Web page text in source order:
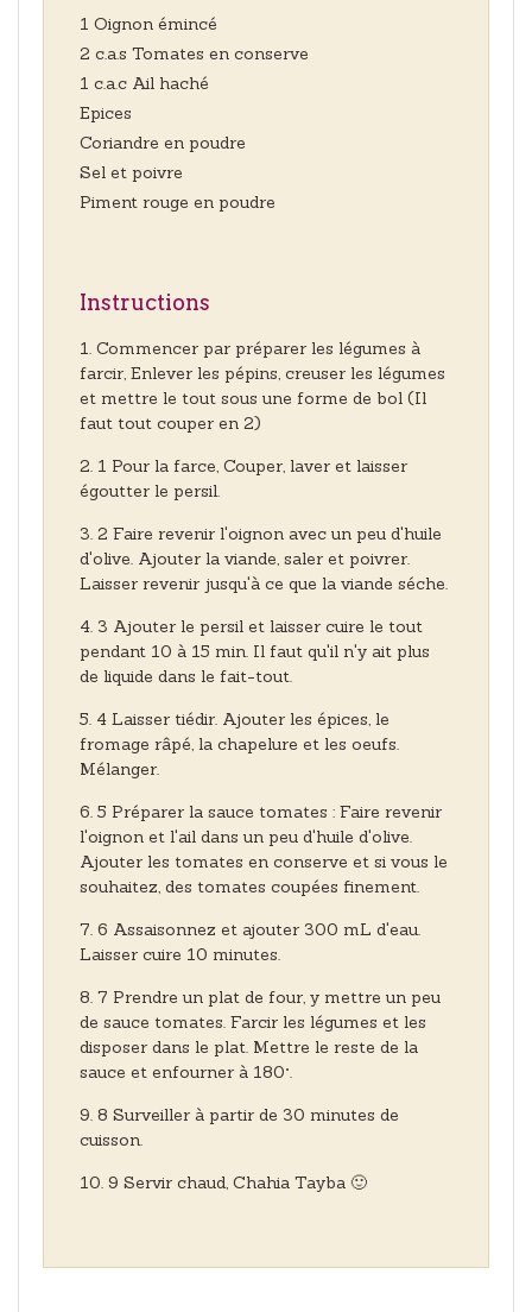
1 Oignon émincé
2 c.a.s Tomates en conserve
1 c.a.c Ail haché
Epices
Coriandre en poudre
Sel et poivre
Piment rouge en poudre
Instructions
Commencer par préparer les légumes à
farcir, Enlever les pépins, creuser les légumes
et mettre le tout sous une forme de bol (Il
faut tout couper en 2)
1 Pour la farce, Couper, laver et laisser
égoutter le persil.
2 Faire revenir l'oignon avec un peu d'huile
d'olive. Ajouter la viande, saler et poivrer.
Laisser revenir jusqu'à ce que la viande séche.
3 Ajouter le persil et laisser cuire le tout
pendant 10 à 15 min. Il faut qu'il n'y ait plus
de liquide dans le fait-tout.
4 Laisser tiédir. Ajouter les épices, le
fromage râpé, la chapelure et les oeufs.
Mélanger.
5 Préparer la sauce tomates : Faire revenir
l'oignon et l'ail dans un peu d'huile d'olive.
Ajouter les tomates en conserve et si vous le
souhaitez, des tomates coupées finement.
6 Assaisonnez et ajouter 300 mL d'eau.
Laisser cuire 10 minutes.
7 Prendre un plat de four, y mettre un peu
de sauce tomates. Farcir les légumes et les
disposer dans le plat. Mettre le reste de la
sauce et enfourner à 180°.
8 Surveiller à partir de 30 minutes de
cuisson.
9 Servir chaud, Chahia Tayba 🙂